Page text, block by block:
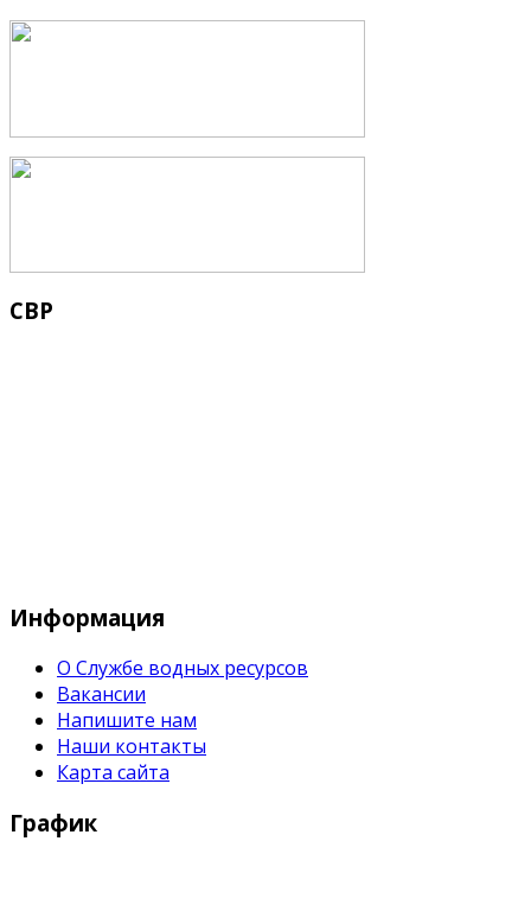
СВР
Информация
О Службе водных ресурсов
Вакансии
Напишите нам
Наши контакты
Карта сайта
График